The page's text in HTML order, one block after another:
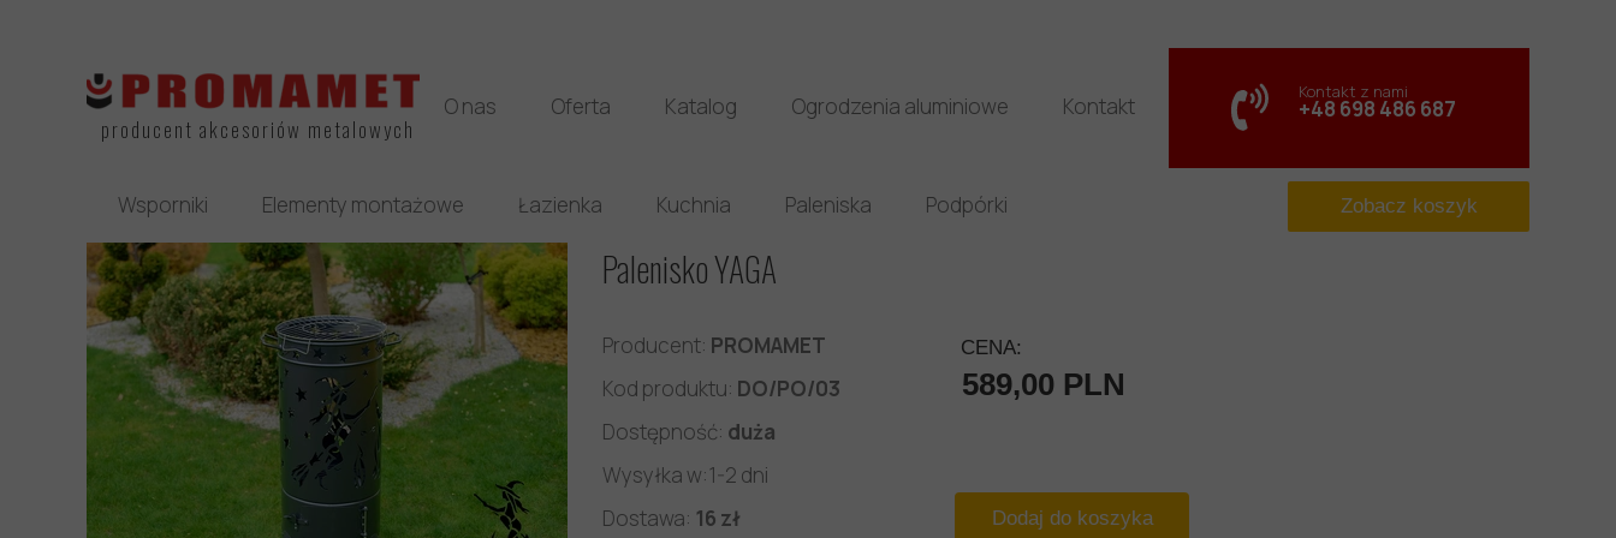
producent akcesoriów metalowych
+48 698 486 687
Kontakt z nami
O nas Oferta Katalog Ogrodzenia aluminiowe Kontakt
CENA:
Wsporniki Elementy montażowe Łazienka Kuchnia Paleniska Podpórki Zobacz koszyk
Producent: PROMAMET
Kod produktu: DO/PO/03
Dostępność: duża
Wysyłka w:1-2 dni
Dostawa: 16 zł Dodaj do koszyka
589,00 PLN
Palenisko YAGA